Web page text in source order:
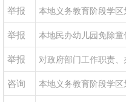
举报
举报
举报
咨询